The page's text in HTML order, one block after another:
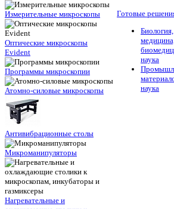
Измерительные микроскопы
Оптические микроскопы
Evident
Программы микроскопии
Атомно-силовые микроскопы
Антивибрационные столы
Микроманипуляторы
Нагревательные и
Готовые
Биология,
наука
наука